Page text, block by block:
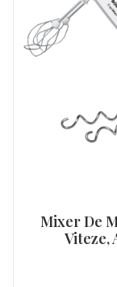
Mixer De
Viteze,